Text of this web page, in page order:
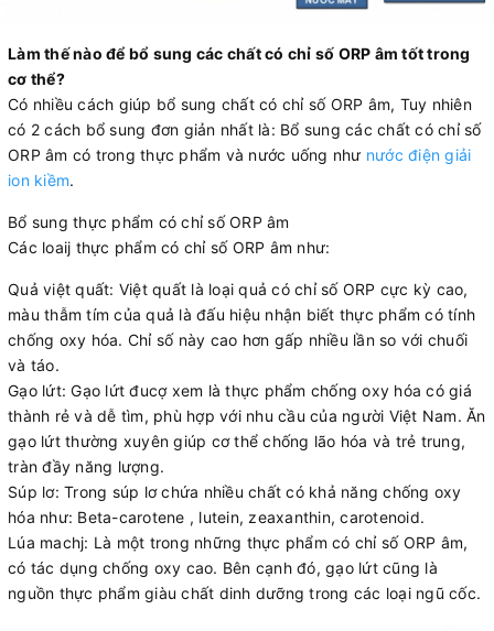
Làm thế nào để bổ sung các chất có chỉ số ORP âm tốt trong
cơ thể?
Có nhiều cách giúp bổ sung chất có chỉ số ORP âm, Tuy nhiên
có 2 cách bổ sung đơn giản nhất là: Bổ sung các chất có chỉ số
ORP âm có trong thực phẩm và nước uống như nước điện giải
ion kiềm.
Bổ sung thực phẩm có chỉ số ORP âm
Các loaij thực phẩm có chỉ số ORP âm như:
Quả việt quất: Việt quất là loại quả có chỉ số ORP cực kỳ cao,
màu thẫm tím của quả là đấu hiệu nhận biết thực phẩm có tính
chống oxy hóa. Chỉ số này cao hơn gấp nhiều lần so với chuối
và táo.
Gạo lứt: Gạo lứt đucợ xem là thực phẩm chống oxy hóa có giá
thành rẻ và dễ tìm, phù hợp với nhu cầu của người Việt Nam. Ăn
gạo lứt thường xuyên giúp cơ thể chống lão hóa và trẻ trung,
tràn đầy năng lượng.
Súp lơ: Trong súp lơ chứa nhiều chất có khả năng chống oxy
hóa như: Beta-carotene , lutein, zeaxanthin, carotenoid.
Lúa machj: Là một trong những thực phẩm có chỉ số ORP âm,
có tác dụng chống oxy cao. Bên cạnh đó, gạo lứt cũng là
nguồn thực phẩm giàu chất dinh dưỡng trong các loại ngũ cốc.